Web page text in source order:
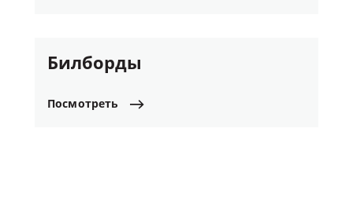
Билборды
Посмотреть